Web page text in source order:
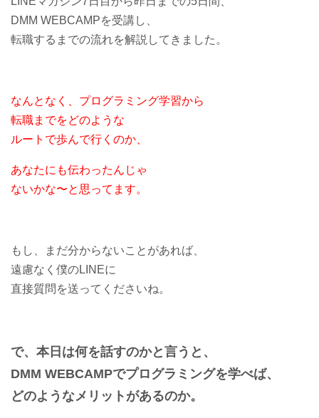
DMM WEBCAMPを受講し、
転職するまでの流れを解説してきました。
なんとなく、プログラミング学習から
転職までをどのような
ルートで歩んで行くのか、
あなたにも伝わったんじゃ
ないかな〜と思ってます。
もし、まだ分からないことがあれば、
遠慮なく僕のLINEに
直接質問を送ってくださいね。
で、本日は何を話すのかと言うと、
DMM WEBCAMPでプログラミングを学べば、
どのようなメリットがあるのか。